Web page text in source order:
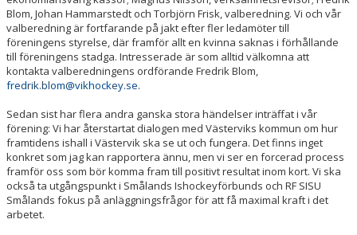
Blom, Johan Hammarstedt och Torbjörn Frisk, valberedning. Vi och vår
valberedning är fortfarande på jakt efter fler ledamöter till
föreningens styrelse, där framför allt en kvinna saknas i förhållande
till föreningens stadga. Intresserade är som alltid välkomna att
kontakta valberedningens ordförande Fredrik Blom,
fredrik.blom@vikhockey.se.
Sedan sist har flera andra ganska stora händelser inträffat i vår
förening: Vi har återstartat dialogen med Västerviks kommun om hur
framtidens ishall i Västervik ska se ut och fungera. Det finns inget
konkret som jag kan rapportera ännu, men vi ser en forcerad process
framför oss som bör komma fram till positivt resultat inom kort. Vi ska
också ta utgångspunkt i Smålands Ishockeyförbunds och RF SISU
Smålands fokus på anläggningsfrågor för att få maximal kraft i det
arbetet.